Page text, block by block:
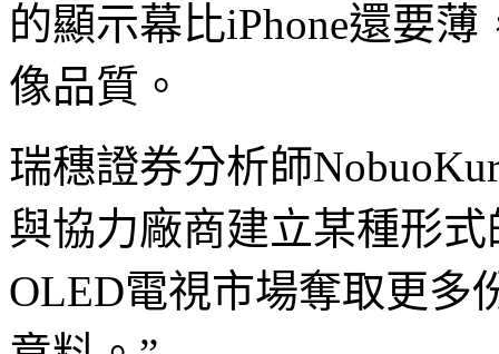
的顯示幕比iPhone還要
像品質。
瑞穗證券分析師
與協力廠商建立某種形
OLED電視市場奪取更多